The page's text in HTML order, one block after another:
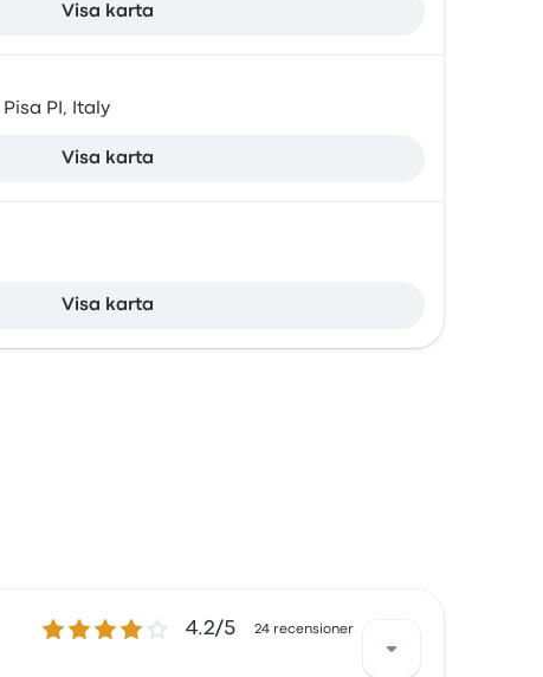
Visa karta
Pisa PI, Italy
Visa karta
Visa karta
4.2 ur 5 stjärnor 4.2/5 24 recensioner